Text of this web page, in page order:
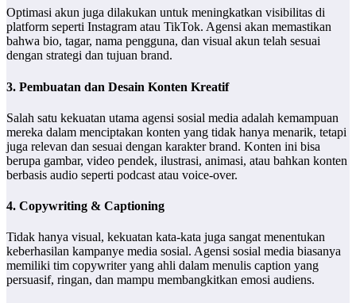
Optimasi akun juga dilakukan untuk meningkatkan visibilitas di
platform seperti Instagram atau TikTok. Agensi akan memastikan
bahwa bio, tagar, nama pengguna, dan visual akun telah sesuai
dengan strategi dan tujuan brand.
3. Pembuatan dan Desain Konten Kreatif
Salah satu kekuatan utama agensi sosial media adalah kemampuan
mereka dalam menciptakan konten yang tidak hanya menarik, tetapi
juga relevan dan sesuai dengan karakter brand. Konten ini bisa
berupa gambar, video pendek, ilustrasi, animasi, atau bahkan konten
berbasis audio seperti podcast atau voice-over.
4. Copywriting & Captioning
Tidak hanya visual, kekuatan kata-kata juga sangat menentukan
keberhasilan kampanye media sosial. Agensi sosial media biasanya
memiliki tim copywriter yang ahli dalam menulis caption yang
persuasif, ringan, dan mampu membangkitkan emosi audiens.